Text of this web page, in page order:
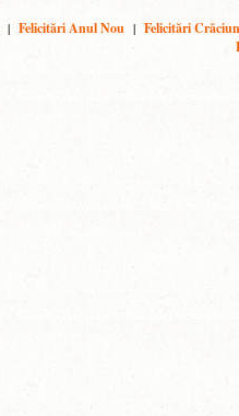
| Felicitări Anul Nou | Felicitări